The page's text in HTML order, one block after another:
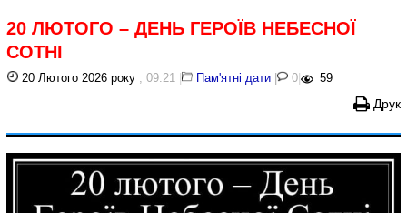
20 ЛЮТОГО – ДЕНЬ ГЕРОЇВ НЕБЕСНОЇ
СОТНІ
20 Лютого 2026 року , 09:21 | Пам'ятні дати | 0 | 59
Друк